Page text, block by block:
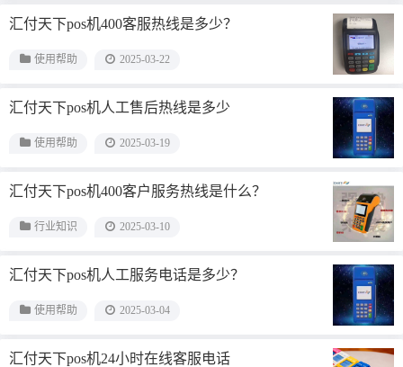
汇付天下pos机400客服热线是多少？
使用帮助 2025-03-22
汇付天下pos机人工售后热线是多少
使用帮助 2025-03-19
汇付天下pos机400客户服务热线是什么？
行业知识 2025-03-10
汇付天下pos机人工服务电话是多少？
使用帮助 2025-03-04
汇付天下pos机24小时在线客服电话